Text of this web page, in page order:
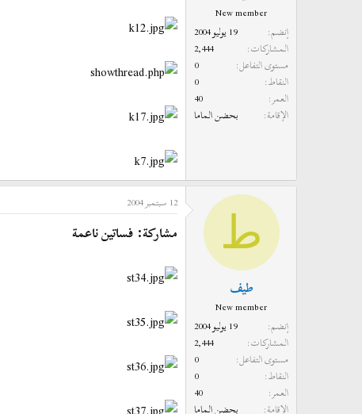
New member
إنضم
19 يوليو 2004
المشاركات
2,444
مستوى التفاعل
0
النقاط
0
العمر
40
الإقامة
بحضن الماما
ط
طيف
New member
إنضم
19 يوليو 2004
المشاركات
2,444
مستوى التفاعل
0
النقاط
0
العمر
40
الإقامة
بحضن الماما
12 سبتمبر 2004
مشاركة: فساتين ناعمة